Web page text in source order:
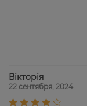
Вікторія
22 сентября, 2024